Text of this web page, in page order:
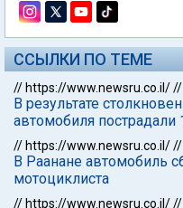
ССЫЛКИ ПО ТЕМЕ
// https://www.newsru.co.il///
В результате
автомобиля пострадали
// https://www.newsru.co.il///
В Раанане автомобиль
мотоциклиста
// https://www.newsru.co.il///